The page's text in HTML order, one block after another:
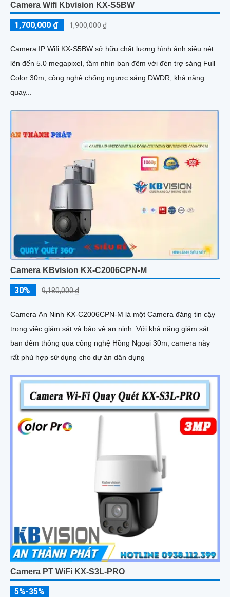
Camera Wifi Kbvision KX-S5BW
1,700,000 ₫ 1,900,000 ₫
Camera IP Wifi KX-S5BW sở hữu chất lượng hình ảnh siêu nét
lên đến 5.0 megapixel, tầm nhìn ban đêm với đèn trợ sáng Full
Color 30m, công nghệ chống ngược sáng DWDR, khả năng
quay...
Camera KBvision KX-C2006CPN-M
30% 9,180,000 ₫
Camera An Ninh KX-C2006CPN-M là một Camera đáng tin cậy
trong việc giám sát và bảo vệ an ninh. Với khả năng giám sát
ban đêm thông qua công nghệ Hồng Ngoại 30m, camera này
rất phù hợp sử dụng cho dự án dân dụng
Camera PT WiFi KX-S3L-PRO
5%-35%